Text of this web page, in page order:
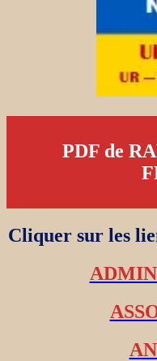
PDF de
Cliquer sur les